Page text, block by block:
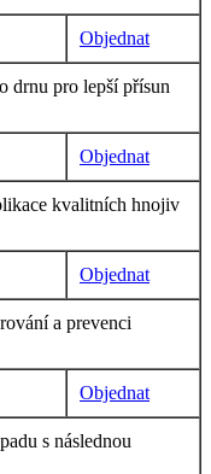
Objednat
drnu pro lepší přísun
Objednat
kvalitních hnojiv
Objednat
a prevenci
Objednat
s následnou